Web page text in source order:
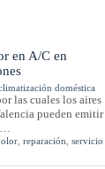
en A/C en
doméstica
las cuales los aires
pueden emitir
,reparación ,servicio